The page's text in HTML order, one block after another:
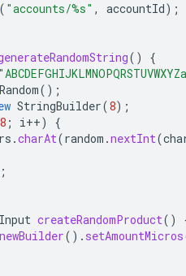
( "accounts/%s" , accountId);
()
{
Random();
StringBuilder(8);
8 ; i++)
{
.charAt(random .nextInt(
createRandomProduct()
newBuilder(). setAmountMicros